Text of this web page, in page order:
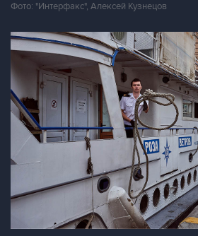
Фото: "Интерфакс", Алексей Кузнецов